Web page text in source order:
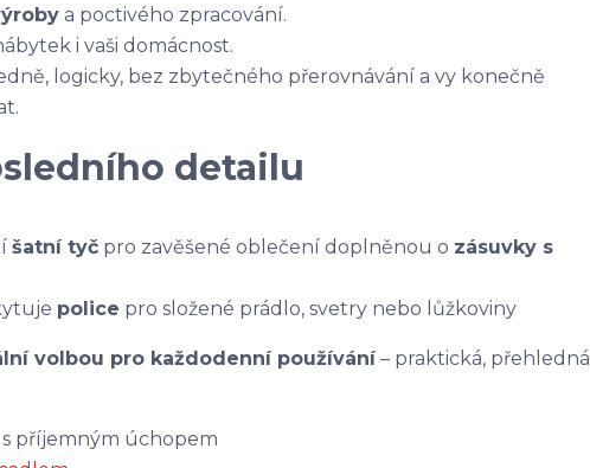
a poctivého zpracování.
i vaši domácnost.
logicky, bez zbytečného přerovnávání a vy konečně
detailu
šatní tyč pro zavěšené oblečení doplněnou o zásuvky s
police pro složené prádlo, svetry nebo lůžkoviny
volbou pro každodenní používání– praktická, přehledná
příjemným úchopem